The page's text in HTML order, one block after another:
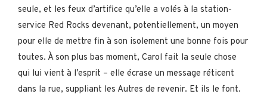
seule, et les feux d’artifice qu’elle a volés à la station-
service Red Rocks devenant, potentiellement, un moyen
pour elle de mettre fin à son isolement une bonne fois pour
toutes. À son plus bas moment, Carol fait la seule chose
qui lui vient à l’esprit – elle écrase un message réticent
dans la rue, suppliant les Autres de revenir. Et ils le font.